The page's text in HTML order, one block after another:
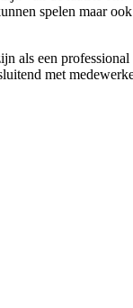
spelen maar
als een
met